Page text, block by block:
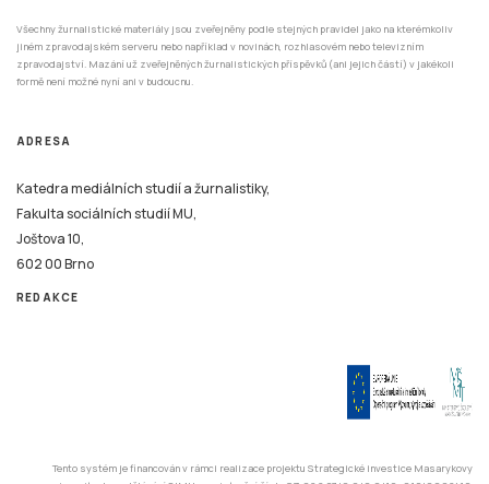
Všechny žurnalistické materiály jsou zveřejněny podle stejných pravidel jako na kterémkoliv
jiném zpravodajském serveru nebo například v novinách, rozhlasovém nebo televizním
zpravodajství. Mazání už zveřejněných žurnalistických příspěvků (ani jejich částí) v jakékoli
formě není možné nyní ani v budoucnu.
ADRESA
Katedra mediálních studií a žurnalistiky,
Fakulta sociálních studií MU,
Joštova 10,
602 00 Brno
REDAKCE
Tento systém je financován v rámci realizace projektu Strategické investice Masarykovy